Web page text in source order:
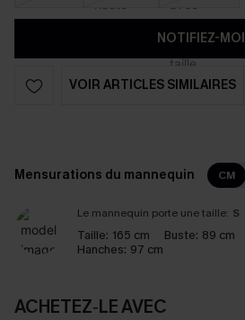
NOTIFIEZ-MOI
VOIR ARTICLES SIMILAIRES
Mensurations du mannequin CM
Le mannequin porte une taille: S
Taille: 165 cm Buste: 89 cm
Hanches: 97 cm
ACHETEZ‑LE AVEC